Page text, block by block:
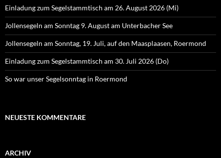
Einladung zum Segelstammtisch am 26. August 2026 (Mi)
Jollensegeln am Sonntag 9. August am Unterbacher See
Jollensegeln am Sonntag, 19. Juli, auf den Maasplaasen, Roermond
Einladung zum Segelstammtisch am 30. Juli 2026 (Do)
So war unser Segelsonntag in Roermond
NEUESTE KOMMENTARE
ARCHIV